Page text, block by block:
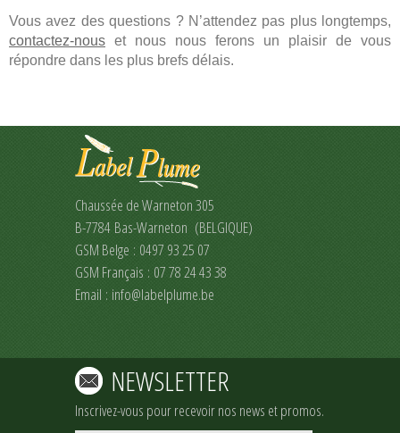
Vous avez des questions ? N’attendez pas plus longtemps,
contactez-nous et nous nous ferons un plaisir de vous
répondre dans les plus brefs délais.
Chaussée de Warneton 305
B-7784 Bas-Warneton (BELGIQUE)
GSM Belge : 0497 93 25 07
GSM Français : 07 78 24 43 38
Email : info@labelplume.be
NEWSLETTER
Inscrivez-vous pour recevoir nos news et promos.